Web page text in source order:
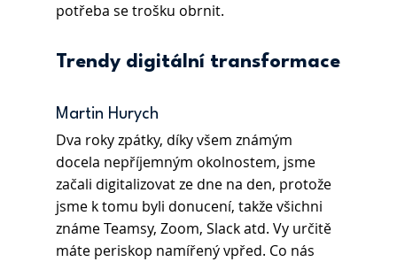
potřeba se trošku obrnit.
Trendy digitální transformace
Martin Hurych
Dva roky zpátky, díky všem známým
docela nepříjemným okolnostem, jsme
začali digitalizovat ze dne na den, protože
jsme k tomu byli donucení, takže všichni
známe Teamsy, Zoom, Slack atd. Vy určitě
máte periskop namířený vpřed. Co nás